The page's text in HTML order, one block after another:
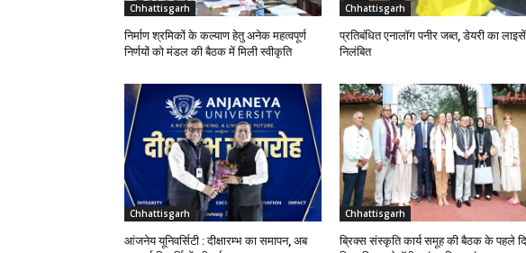
Chhattisgarh
निर्माण श्रमिकों के कल्याण हेतु अनेक महत्वपूर्ण
निर्णयों को मंडल की बैठक में मिली स्वीकृति
Chhattisgarh
प्रतिबंधित एनालॉग पनीर जब्त, डेयरी का
निलंबित
Chhattisgarh
आंजनेय यूनिवर्सिटी : दीक्षारम्भ का समापन, अब
Chhattisgarh
ब्रिक्स संस्कृति कार्य समूह की बैठक के पहले